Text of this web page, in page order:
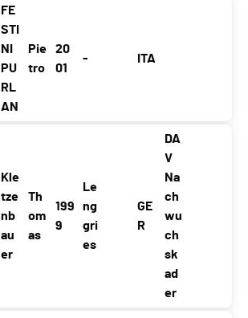
FE
STI
NI
PU
RL
AN
Pie
tro
20
01
- ITA
Kle
tze
nb
au
er
Th
om
as
199
9
Le
ng
gri
es
GE
R
DA
V
Na
ch
wu
ch
sk
ad
er